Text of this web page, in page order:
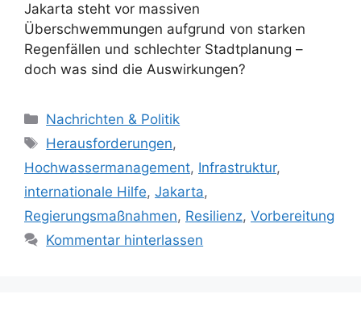
Jakarta steht vor massiven
Überschwemmungen aufgrund von starken
Regenfällen und schlechter Stadtplanung –
doch was sind die Auswirkungen?
K
a
e
g
o
r
Nachrichten & Politik
S
c
l
a
g
Herausforderungen,
Hochwassermanagement, Infrastruktur,
internationale Hilfe, Jakarta,
Regierungsmaßnahmen, Resilienz, Vorbereitung
Kommentar hinterlassen